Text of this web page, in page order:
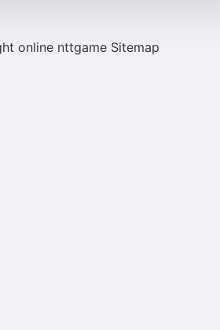
online nttgame Sitemap